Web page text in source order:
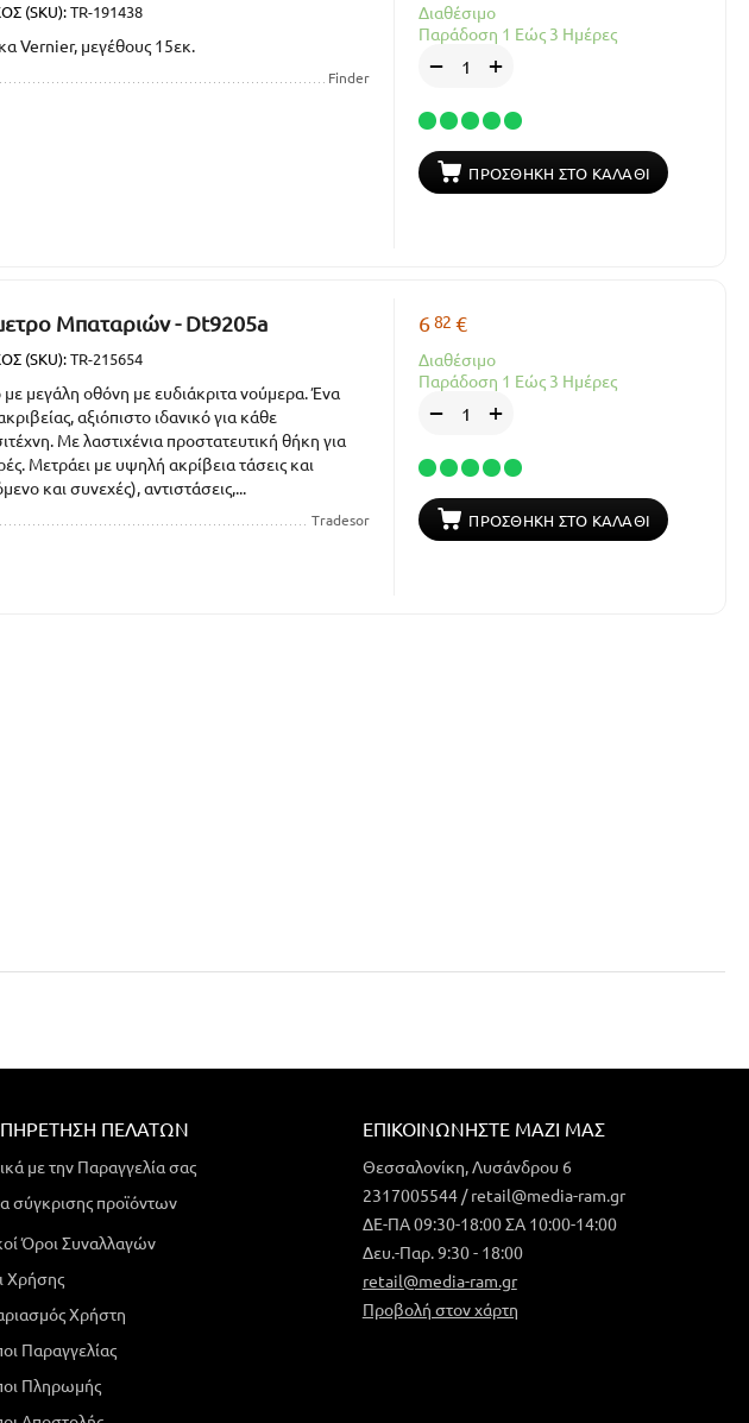
(SKU):TR-191438
Vernier, μεγέθους 15εκ.
Finder
Διαθέσιμο
Παράδοση 1 Εώς 3 Ημέρες
+
−
ΠΡΟΣΘΉΚΗ ΣΤΟ ΚΑΛΆΘΙ
Μπαταριών - Dt9205a
(SKU):TR-215654
μεγάλη οθόνη με ευδιάκριτα νούμερα. Ένα
αξιόπιστο ιδανικό για κάθε
Με λαστιχένια προστατευτική θήκη για
Μετράει με υψηλή ακρίβεια τάσεις και
και συνεχές), αντιστάσεις,...
Tradesor
682 €
Διαθέσιμο
Παράδοση 1 Εώς 3 Ημέρες
+
−
ΠΡΟΣΘΉΚΗ ΣΤΟ ΚΑΛΆΘΙ
ΠΕΛΑΤΏΝ
με την Παραγγελία σας
σύγκρισης προϊόντων
Όροι Συναλλαγών
Χρήσης
Χρήστη
Παραγγελίας
Πληρωμής
ΕΠΙΚΟΙΝΩΝΉΣΤΕ ΜΑΖΊ ΜΑΣ
Θεσσαλονίκη, Λυσάνδρου 6
2317005544 / retail@media-ram.gr
ΔΕ-ΠΑ 09:30-18:00 ΣΑ 10:00-14:00
Δευ.-Παρ. 9:30 - 18:00
retail@media-ram.gr
Προβολή στον χάρτη